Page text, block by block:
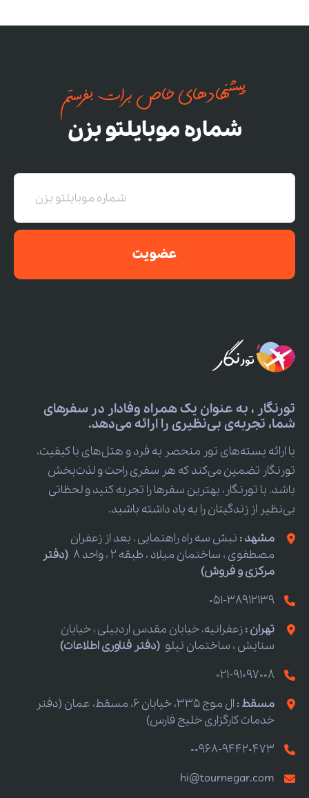
پیشنهادهای خاص برات بفرستم
شماره موبایلتو بزن
عضویت
تورنگار ، به عنوان یک همراه وفادار در سفرهای
شما، تجربه‌ی بی‌نظیری را ارائه می‌دهد.
با ارائه بسته‌های تور منحصر به فرد و هتل‌های با کیفیت،
تورنگار تضمین می‌کند که هر سفری راحت و لذت‌بخش
باشد. با تورنگار، بهترین سفرها را تجربه کنید و لحظاتی
بی‌نظیر از زندگیتان را به یاد داشته باشید.
مشهد : نبش سه راه راهنمایی ، بعد از زعفران
مصطفوی ، ساختمان میلاد ، طبقه 2 ، واحد 8
(دفتر
مرکزی و فروش)
051-38912139
تهران :زعفرانیه، خیابان مقدس اردبیلی ، خیابان
ستایش ، ساختمان نیلو (دفتر فناوری اطلاعات)
021-91097008
مسقط :
ال موج 335، خیابان 6، مسقط، عمان (دفتر
خدمات کارگزاری خلیج فارس)
00968-94420473
hi@tournegar.com